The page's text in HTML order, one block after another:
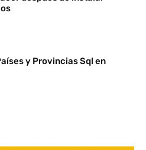
y Provincias Sql en